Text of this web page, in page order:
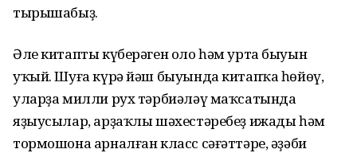
тырышабыҙ.
Әле китапты күберәген оло һәм урта быуын
уҡый. Шуға күрә йәш быуында китапҡа һөйөү,
уларҙа милли рух тәрбиәләү маҡсатында
яҙыусылар, арҙаҡлы шәхестәребеҙ ижады һәм
тормошона арналған класс сәғәттәре, әҙәби